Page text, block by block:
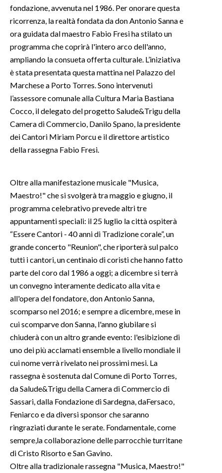
SARDI NEL MONDO
NOTIZIE
EVENTI
#CARAUNIONE
3 MINUTI CON
INSULARITÀ
NECROLOGI
PUBBLICITÀ
SPIAGGE
STORE
fondazione, avvenuta nel 1986. Per onorare questa
ricorrenza, la realtà fondata da don Antonio Sanna e
ora guidata dal maestro Fabio Fresi ha stilato un
programma che coprirà l'intero arco dell'anno,
ampliando la consueta offerta culturale. L’iniziativa
è stata presentata questa mattina nel Palazzo del
Marchese a Porto Torres. Sono intervenuti
l’assessore comunale alla Cultura Maria Bastiana
Cocco, il delegato del progetto Salude&Trigu della
Camera di Commercio, Danilo Spano, la presidente
dei Cantori Miriam Porcu e il direttore artistico
della rassegna Fabio Fresi.
Oltre alla manifestazione musicale "Musica,
Maestro!" che si svolgerà tra maggio e giugno, il
programma celebrativo prevede altri tre
appuntamenti speciali: il 25 luglio la città ospiterà
“Essere Cantori - 40 anni di Tradizione corale”, un
grande concerto "Reunion", che riporterà sul palco
tutti i cantori, un centinaio di coristi che hanno fatto
parte del coro dal 1986 a oggi; a dicembre si terrà
un convegno interamente dedicato alla vita e
all'opera del fondatore, don Antonio Sanna,
scomparso nel 2016; e sempre a dicembre, mese in
cui scomparve don Sanna, l'anno giubilare si
chiuderà con un altro grande evento: l'esibizione di
uno dei più acclamati ensemble a livello mondiale il
cui nome verrà rivelato nei prossimi mesi. La
rassegna è sostenuta dal Comune di Porto Torres,
da Salude&Trigu della Camera di Commercio di
Sassari, dalla Fondazione di Sardegna, daFersaco,
Feniarco e da diversi sponsor che saranno
ringraziati durante le serate. Fondamentale, come
sempre,la collaborazione delle parrocchie turritane
di Cristo Risorto e San Gavino.
Oltre alla tradizionale rassegna "Musica, Maestro!"